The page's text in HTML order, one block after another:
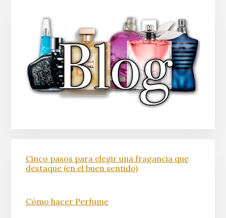
Cinco pasos para elegir una fragancia que
destaque (en el buen sentido)
Cómo hacer Perfume